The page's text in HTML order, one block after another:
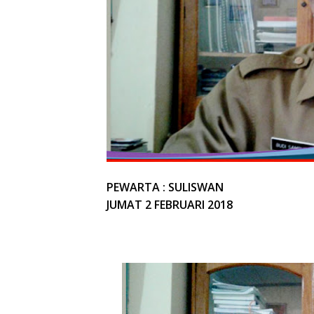
PEWARTA : SULISWAN
JUMAT 2 FEBRUARI 2018